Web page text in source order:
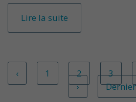
Lire la suite
‹ 1 2 3
›